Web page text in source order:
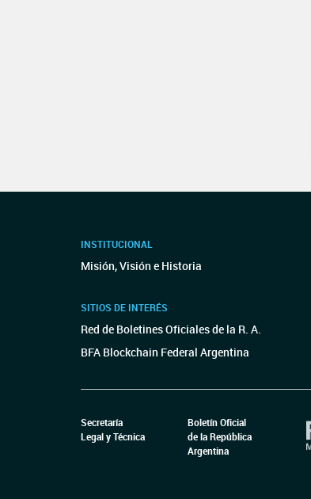
INSTITUCIONAL
Misión, Visión e Historia
SITIOS DE INTERÉS
Red de Boletines Oficiales de la R. A.
BFA Blockchain Federal Argentina
Secretaría
Legal y Técnica
Boletín Oficial
de la República
Argentina